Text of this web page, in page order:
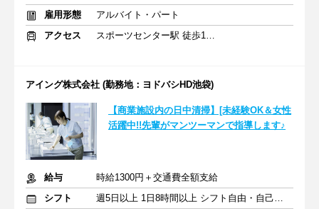
雇用形態
アルバイト・パート
アクセス
スポーツセンター駅 徒歩15分
アイング株式会社 (勤務地：ヨドバシHD池袋)
【商業施設内の日中清掃】[未経験OK＆女性
活躍中!!先輩がマンツーマンで指導します♪
給与
時給1300円＋交通費全額支給
シフト
週5日以上 1日8時間以上 シフト自由・自己申告